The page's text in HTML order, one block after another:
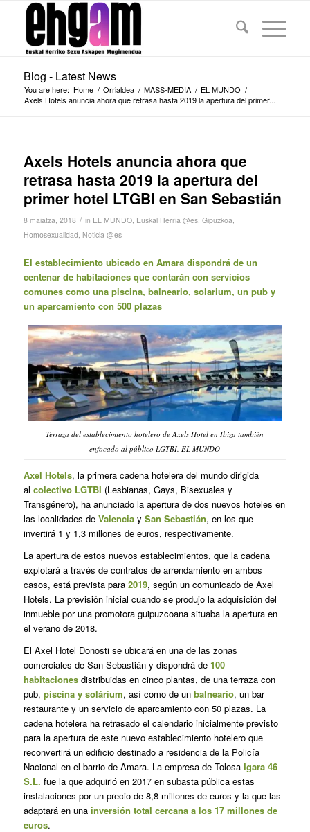
Blog - Latest News
You are here: Home / Orrialdea / MASS-MEDIA / EL MUNDO /
Axels Hotels anuncia ahora que retrasa hasta 2019 la apertura del primer...
Axels Hotels anuncia ahora que
retrasa hasta 2019 la apertura del
primer hotel LTGBI en San Sebastián
8 maiatza, 2018 / in EL MUNDO, Euskal Herria @es, Gipuzkoa,
Homosexualidad, Noticia @es
El establecimiento ubicado en Amara dispondrá de un
centenar de habitaciones que contarán con servicios
comunes como una piscina, balneario, solarium, un pub y
un aparcamiento con 500 plazas
Terraza del establecimiento hotelero de Axels Hotel en Ibiza también
enfocado al público LGTBI. EL MUNDO
Axel Hotels, la primera cadena hotelera del mundo dirigida
al colectivo LGTBI (Lesbianas, Gays, Bisexuales y
Transgénero), ha anunciado la apertura de dos nuevos hoteles en
las localidades de Valencia y San Sebastián, en los que
invertirá 1 y 1,3 millones de euros, respectivamente.
La apertura de estos nuevos establecimientos, que la cadena
explotará a través de contratos de arrendamiento en ambos
casos, está prevista para 2019, según un comunicado de Axel
Hotels. La previsión inicial cuando se produjo la adquisición del
inmueble por una promotora guipuzcoana situaba la apertura en
el verano de 2018.
El Axel Hotel Donosti se ubicará en una de las zonas
comerciales de San Sebastián y dispondrá de 100
habitaciones distribuidas en cinco plantas, de una terraza con
pub, piscina y solárium, así como de un balneario, un bar
restaurante y un servicio de aparcamiento con 50 plazas. La
cadena hotelera ha retrasado el calendario inicialmente previsto
para la apertura de este nuevo establecimiento hotelero que
reconvertirá un edificio destinado a residencia de la Policía
Nacional en el barrio de Amara. La empresa de Tolosa Igara 46
S.L. fue la que adquirió en 2017 en subasta pública estas
instalaciones por un precio de 8,8 millones de euros y la que las
adaptará en una inversión total cercana a los 17 millones de
euros.